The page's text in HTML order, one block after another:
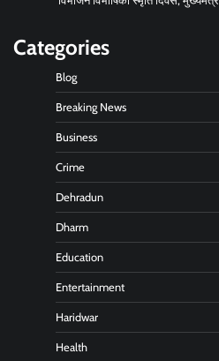
Categories
Blog
Breaking News
Business
Crime
Dehradun
Dharm
Education
Entertainment
Haridwar
Health